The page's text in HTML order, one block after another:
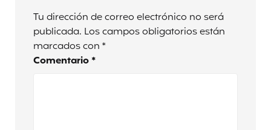
Tu dirección de correo electrónico no será
publicada. Los campos obligatorios están
marcados con *
Comentario *